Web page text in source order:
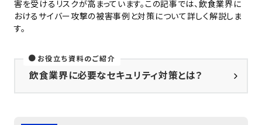
害を受けるリスクが高まっています。この記事では、飲食業界に
おけるサイバー攻撃の被害事例と対策について詳しく解説しま
す。
お役立ち資料のご紹介
飲食業界に必要なセキュリティ対策とは？